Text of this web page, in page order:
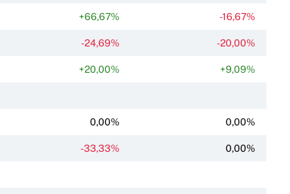
+66,67% -16,67%
-24,69% -20,00%
+20,00% +9,09%
0,00% 0,00%
-33,33% 0,00%